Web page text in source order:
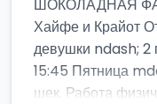
ШОКОЛАДНАЯ
Хайфе и Крайот
девушки ndash; 2
15:45 Пятница
шек. Работа